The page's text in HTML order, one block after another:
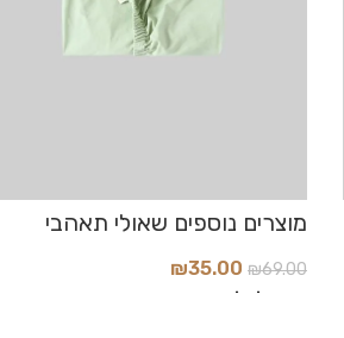
₪69.00
₪35.00
הוסף לסל